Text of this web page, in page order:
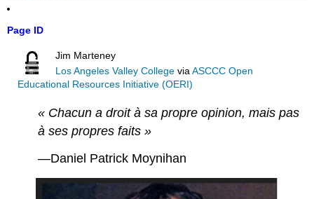
Page ID
Jim Marteney
Los Angeles Valley College viaASCCC Open
Educational Resources Initiative (OERI)
« Chacun a droit à sa propre opinion, mais pas
à ses propres faits »
—Daniel Patrick Moynihan